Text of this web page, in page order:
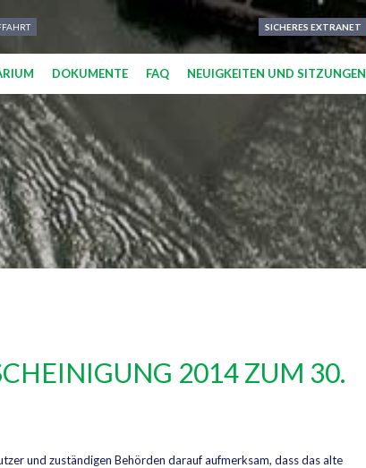
SICHERES EXTRANET
DOKUMENTE FAQ NEUIGKEITEN UND SITZUNGEN
2014 ZUM 30.
und zuständigen Behörden darauf aufmerksam, dass das alte